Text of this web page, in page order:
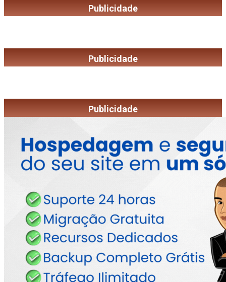
Publicidade
Publicidade
Publicidade